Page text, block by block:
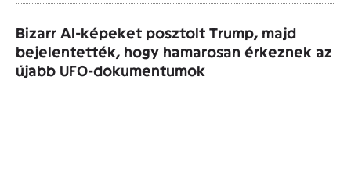
Bizarr AI-képeket posztolt Trump, majd
bejelentették, hogy hamarosan érkeznek az
újabb UFO-dokumentumok